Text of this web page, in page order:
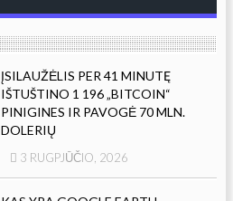
ĮSILAUŽĖLIS PER 41 MINUTĘ
IŠTUŠTINO 1 196 „BITCOIN“
PINIGINES IR PAVOGĖ 70 MLN.
DOLERIŲ
3 RUGPJŪČIO, 2026